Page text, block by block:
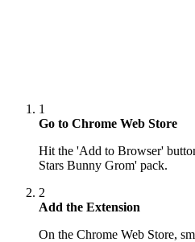
1
Go to Chrome Web Store
Hit the 'Add to Browser'
Stars Bunny Grom' pack.
2
Add the Extension
On the Chrome Web Store,